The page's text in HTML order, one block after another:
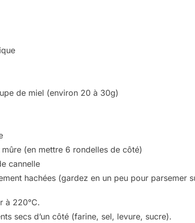
de miel (environ 20 à 30g)
(en mettre 6 rondelles de côté)
cannelle
hachées (gardez en un peu pour parsemer
à 220°C.
secs d’un côté (farine, sel, levure, sucre).